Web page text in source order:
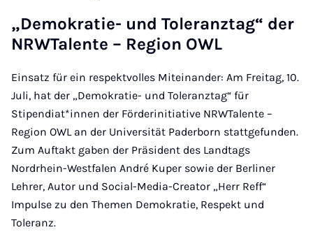
„De­mokratie- und Tol­er­an­ztag“ der
NR­WTal­ente – Re­gion OWL
Einsatz für ein respektvolles Miteinander: Am Freitag, 10.
Juli, hat der „Demokratie- und Toleranztag“ für
Stipendiat*innen der Förderinitiative NRWTalente –
Region OWL an der Universität Paderborn stattgefunden.
Zum Auftakt gaben der Präsident des Landtags
Nordrhein-Westfalen André Kuper sowie der Berliner
Lehrer, Autor und Social-Media-Creator „Herr Reff“
Impulse zu den Themen Demokratie, Respekt und
Toleranz.